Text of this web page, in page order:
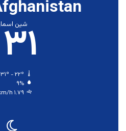
شین
۳۱
۹%
۱.۷۹ km/h